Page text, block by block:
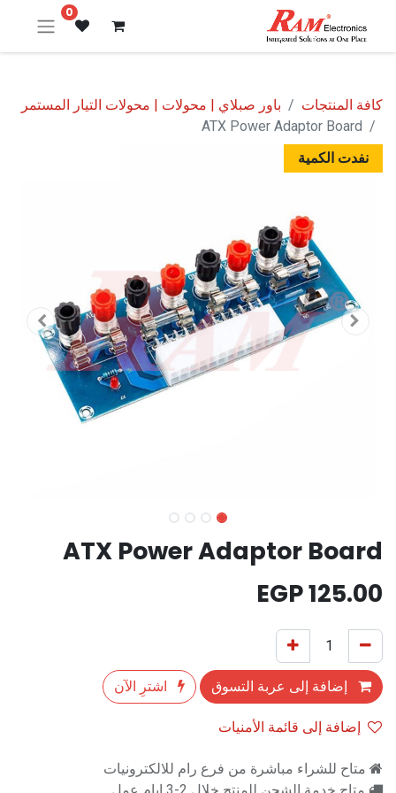
0
كافة المنتجات
باور صبلاي | محولات | محولات التيار المستمر
ATX Power Adaptor Board
نفدت الكمية
ATX Power Adaptor Board
125.00
إضافة إلى عربة التسوق
اشترِ الآن
إضافة إلى قائمة الأمنيات
متاح للشراء مباشرة من فرع رام للالكترونيات
متاح خدمة الشحن للمنتج خلال 2-3 ايام عمل